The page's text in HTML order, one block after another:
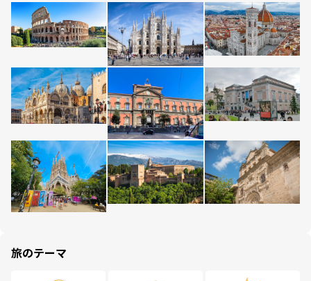
旅のテーマ